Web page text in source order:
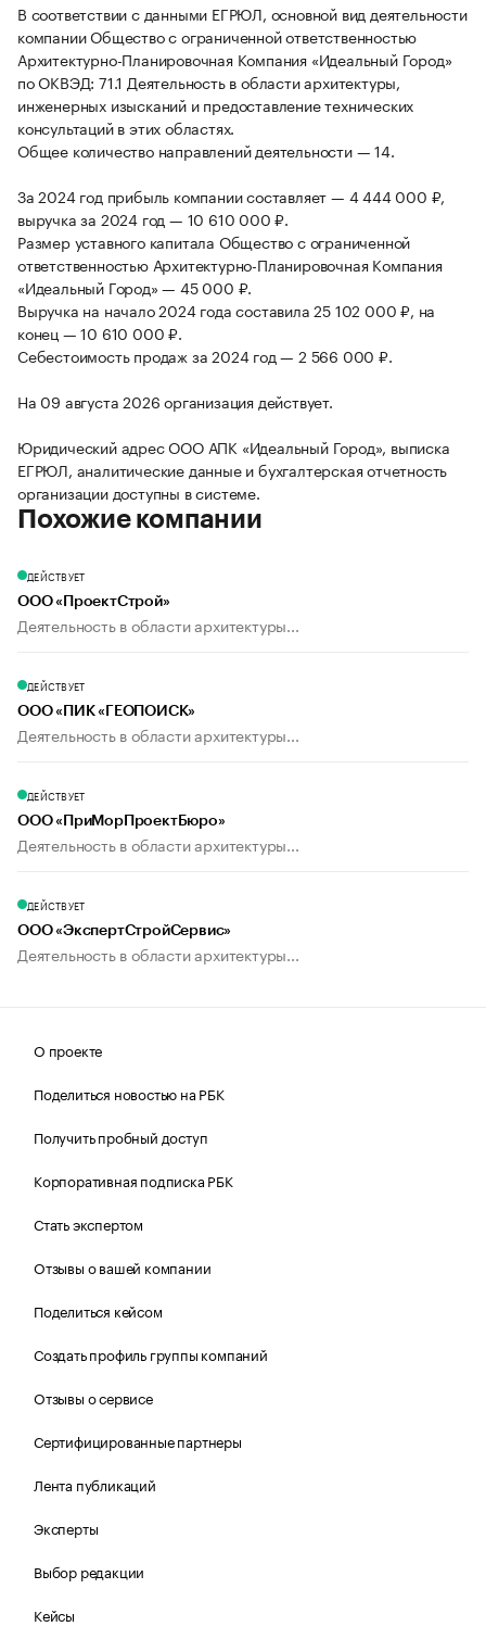
В соответствии с данными ЕГРЮЛ, основной вид деятельности
компании Общество с ограниченной ответственностью
Архитектурно-Планировочная Компания «Идеальный Город»
по ОКВЭД: 71.1 Деятельность в области архитектуры,
инженерных изысканий и предоставление технических
консультаций в этих областях.
Общее количество направлений деятельности — 14.
За 2024 год прибыль компании составляет — 4 444 000 ₽,
выручка за 2024 год — 10 610 000 ₽.
Размер уставного капитала Общество с ограниченной
ответственностью Архитектурно-Планировочная Компания
«Идеальный Город» — 45 000 ₽.
Выручка на начало 2024 года составила 25 102 000 ₽, на
конец — 10 610 000 ₽.
Себестоимость продаж за 2024 год — 2 566 000 ₽.
На 09 августа 2026 организация действует.
Юридический адрес ООО АПК «Идеальный Город», выписка
ЕГРЮЛ, аналитические данные и бухгалтерская отчетность
организации доступны в системе.
Похожие компании
ДЕЙСТВУЕТ
ООО «ПроектСтрой»
Деятельность в области архитектуры...
ДЕЙСТВУЕТ
ООО «ПИК «ГЕОПОИСК»
Деятельность в области архитектуры...
ДЕЙСТВУЕТ
ООО «ПриМорПроектБюро»
Деятельность в области архитектуры...
ДЕЙСТВУЕТ
ООО «ЭкспертСтройСервис»
Деятельность в области архитектуры...
О проекте
Поделиться новостью на РБК
Получить пробный доступ
Корпоративная подписка РБК
Стать экспертом
Отзывы о вашей компании
Поделиться кейсом
Создать профиль группы компаний
Отзывы о сервисе
Сертифицированные партнеры
Лента публикаций
Эксперты
Выбор редакции
Кейсы